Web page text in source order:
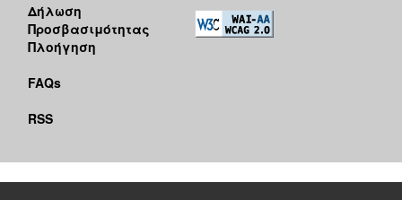
Δήλωση
Προσβασιμότητας
Πλοήγηση
FAQs
RSS